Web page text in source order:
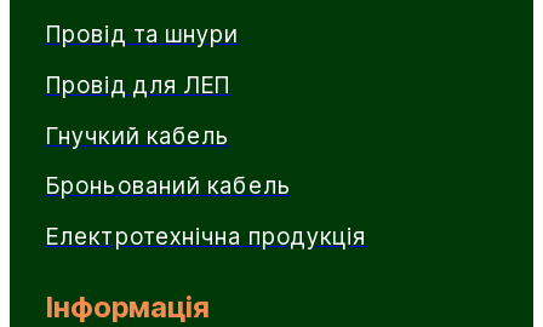
Провід та шнури
Провід для ЛЕП
Гнучкий кабель
Броньований кабель
Електротехнічна продукція
Інформація